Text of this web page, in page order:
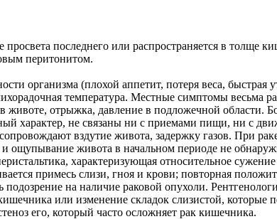
последнего или распространяется в толще
перитонитом.
организма (плохой аппетит, потеря веса, быстрая
температура. Местные симптомы весьма
в животе, отрыжка, давление в подложечной
характер, не связаны ни с приемами пищи, ни с
вздутие живота, задержку газов. При
ощупывание живота в начальном периоде не
характеризующая относительное
примесь слизи, гноя и крови; повторная
на наличие раковой опухоли.
или изменение складок слизистой,
его, который часто осложняет рак кишечника.